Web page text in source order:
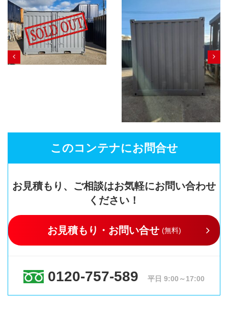
このコンテナにお問合せ
お見積もり、ご相談はお気軽にお問い合わせ
ください！
お見積もり・お問い合せ (無料)
0120-757-589 平日 9:00～17:00